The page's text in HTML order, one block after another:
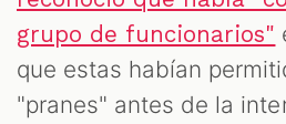
grupo de funcionarios"
que estas habían
"pranes" antes de la